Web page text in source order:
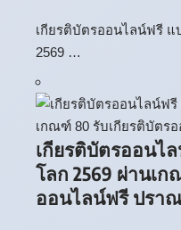
เกียรติบัตรออนไลน์ฟรี
2569 …
เกียรติบัตรออนไ
โลก 2569 ผ่านเ
ออนไลน์ฟรี ปรา